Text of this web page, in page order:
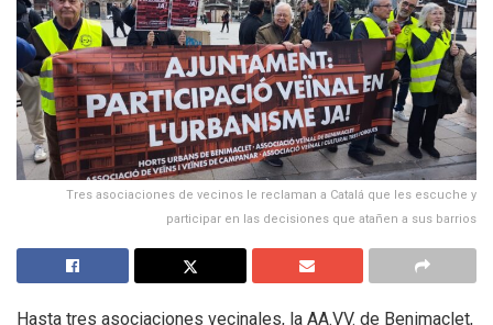
Tres asociaciones de vecinos le reclaman a Catalá que les escuche y
participar en las decisiones que atañen a sus barrios
Hasta tres asociaciones vecinales, la AA.VV. de Benimaclet,